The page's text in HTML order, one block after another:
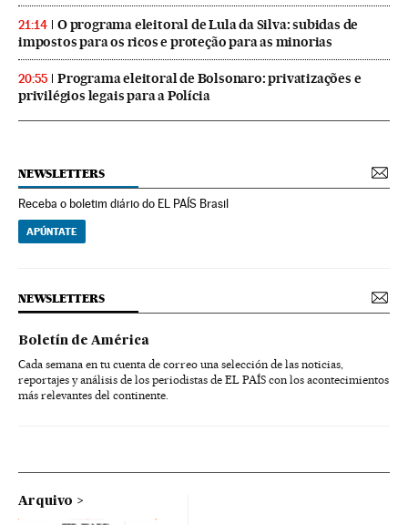
21:14
O programa eleitoral de Lula da Silva: subidas de
impostos para os ricos e proteção para as minorias
20:55
Programa eleitoral de Bolsonaro: privatizações e
privilégios legais para a Polícia
NEWSLETTERS
Receba o boletim diário do EL PAÍS Brasil
APÚNTATE
NEWSLETTERS
Boletín de América
Cada semana en tu cuenta de correo una selección de las noticias,
reportajes y análisis de los periodistas de EL PAÍS con los acontecimientos
más relevantes del continente.
Arquivo